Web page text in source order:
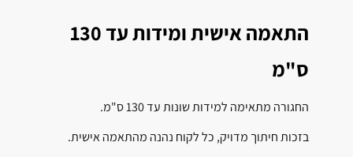
התאמה אישית ומידות עד 130
ס"מ
החגורה מתאימה למידות שונות עד 130 ס"מ.
בזכות חיתוך מדויק, כל לקוח נהנה מהתאמה אישית.